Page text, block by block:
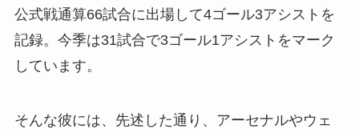
公式戦通算66試合に出場して4ゴール3アシストを
記録。今季は31試合で3ゴール1アシストをマーク
しています。
そんな彼には、先述した通り、アーセナルやウェ